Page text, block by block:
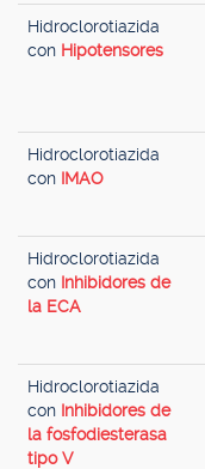
Hidroclorotiazida
con Hipotensores
Hidroclorotiazida
con IMAO
Hidroclorotiazida
con Inhibidores de
la ECA
Hidroclorotiazida
con Inhibidores de
la fosfodiesterasa
tipo V